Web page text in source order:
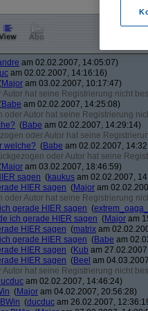
am 02.02.2007, 14:05:07)
am 02.02.2007, 14:16:16)
Major am 03.02.2007, 10:17:47)
hat seine Registrierung nicht
Babe am 02.02.2007, 14:25:08)
oder Autor hat seine Registrierung
(Babe am 02.02.2007, 14:29:14)
oder Autor hat seine
welche? (Babe am 02.02.2007,
oder Autor hat seine
Major am 03.02.2007, 18:46:59)
sagen (kaukus am 02.02.2007,
HIER sagen (Major am
oder Autor hat seine Registrierung
gerade HIER sagen (
ich gerade HIER sagen (Major am
HIER sagen (matrix am
gerade HIER sagen (Babe am
HIER sagen (Kub am
HIER sagen (Beel am
hat seine Registrierung nicht
am 02.02.2007, 14:46:24)
(Major am 04.02.2007, 20:56:28)
(ducduc am 26.02.2007,